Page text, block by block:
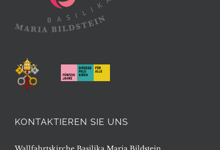
KONTAKTIEREN SIE UNS